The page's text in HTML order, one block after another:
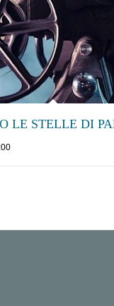
LE STELLE DI